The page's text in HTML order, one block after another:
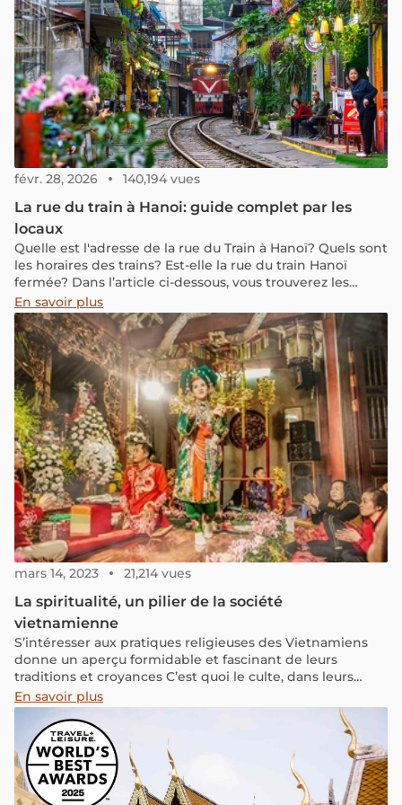
voyageurs se demandent alors quelle est la religion la
plus pratiquée au Vietnam et si le pays possède une
religion d’État. La réalité est plus nuancée qu’on ne
l’imagine : le Vietnam se distingue par une longue
tradition de coexistence et d’harmonie entre différentes
croyances. Dans cet article, découvrons comment les
religions se sont développées au Vietnam et quelle place
elles occupent aujourd’hui dans la société et la vie
quotidienne des habitants.
févr. 28, 2026 140,194 vues
La rue du train à Hanoi: guide complet par les
locaux
Quelle est l'adresse de la rue du Train à Hanoï? Quels sont
les horaires des trains? Est-elle la rue du train Hanoï
fermée? Dans l’article ci-dessous, vous trouverez les
informations mises à jour sur cette rue.
En savoir plus
mars 14, 2023 21,214 vues
La spiritualité, un pilier de la société
vietnamienne
S’intéresser aux pratiques religieuses des Vietnamiens
donne un aperçu formidable et fascinant de leurs
traditions et croyances C’est quoi le culte, dans leurs
coutumes ? Comment les rites les plus populaires de la
planète sont pratiqués dans leur pays ? Nous vous
proposons quelques clés de la religion Vietnam pour
comprendre.
En savoir plus